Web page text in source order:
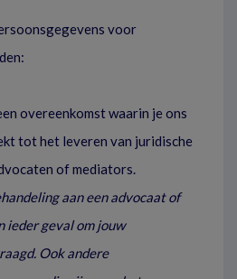
voor
overeenkomst waarin je ons
tot het leveren van juridische
of mediators.
aan een advocaat of
ieder geval om jouw
Ook andere